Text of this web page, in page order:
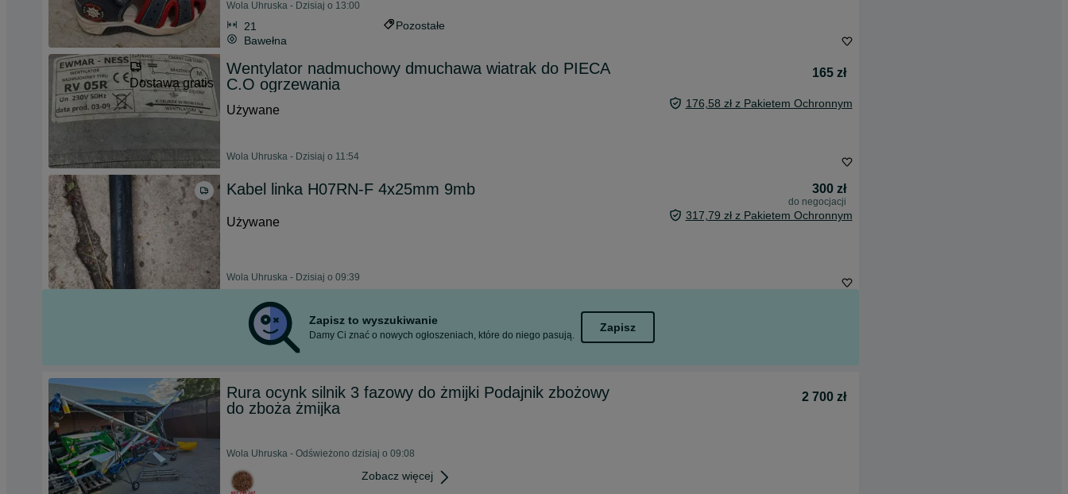
Wola Uhruska - Dzisiaj o 13:00
21
Pozostałe
Bawełna
Dostawa gratis
Wentylator nadmuchowy dmuchawa wiatrak do PIECA
C.O ogrzewania
165 zł
Używane 176,58 zł z Pakietem Ochronnym
Wola Uhruska - Dzisiaj o 11:54
Kabel linka H07RN-F 4x25mm 9mb 300 zł
do negocjacji
Używane 317,79 zł z Pakietem Ochronnym
Wola Uhruska - Dzisiaj o 09:39
Zapisz to wyszukiwanie
Damy Ci znać o nowych ogłoszeniach, które do niego pasują.
Zapisz
Rura ocynk silnik 3 fazowy do żmijki Podajnik zbożowy
do zboża żmijka
2 700 zł
Wola Uhruska - Odświeżono dzisiaj o 09:08
Zobacz więcej